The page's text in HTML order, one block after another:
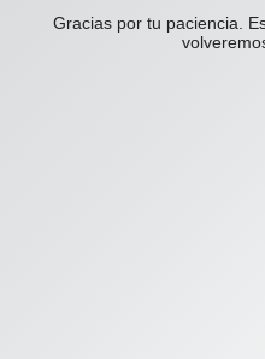
Gracias por tu paciencia.